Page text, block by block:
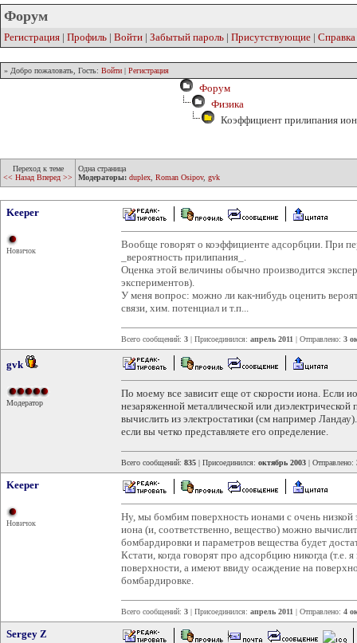
Форум
Регистрация | Профиль | Войти | Забытый пароль | Присутствующие | Справка
» Добро пожаловать, Гость: Войти | Регистрация
Форум
Физика
Коэффициент прилипания
Переход к теме
<< Назад Вперед >>
Одна страница
Модераторы: duplex Roman Osipov, gvk
Keeper
Новичок
Вообще говорят о коэффициенте адсорбции. При
_вероятность прилипания_.
Оценка этой величины обычно производится
экспериментов).
У меня вопрос: можно ли как-нибудь оценить
связи, хим. потенциал и т.п...
Всего сообщений: 3 | Присоединился: апрель 2011 | Отправлено: 3
gvk
Модератор
По моему все зависит еще от скорости иона. Если
незаряженной металлической или
вычислить из электростатики (см например
если вы четко представляете его определение.
Всего сообщений: 835 | Присоединился: октябрь 2003 | Отправлено:
Keeper
Новичок
Ну, мы бомбим поверхность ионами с очень низкой
иона (и, соответственно, вещество) можно
бомбардировки и параметров вещества будет
Кстати, когда говорят про адсорбцию никогда (т.е.
поверхности, а имеют ввиду осаждение на
бомбардировке.
Всего сообщений: 3 | Присоединился: апрель 2011 | Отправлено: 4
Sergey Z